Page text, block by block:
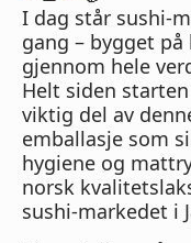
I dag står sushi-
gang – bygget
gjennom hele
Helt siden
viktig del av
emballasje som
hygiene og
norsk
sushi-markedet i